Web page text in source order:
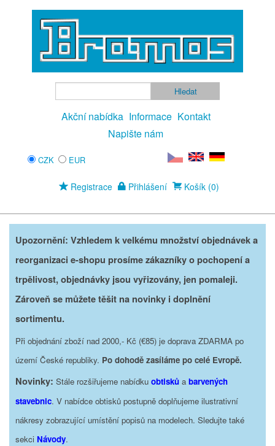
Akční nabídka Informace Kontakt
Napište nám
CZK EUR
Registrace Přihlášení Košík (0)
Upozornění: Vzhledem k velkému množství objednávek a
reorganizaci e-shopu prosíme zákazníky o pochopení a
trpělivost, objednávky jsou vyřizovány, jen pomaleji.
Zároveň se můžete těšit na novinky i doplnění
sortimentu.
Při objednání zboží nad 2000,- Kč (€85) je doprava ZDARMA po
území České republiky. Po dohodě zasíláme po celé Evropě.
Novinky: Stále rozšiřujeme nabídku obtisků a barvených
stavebnic. V nabídce obtisků postupně doplňujeme ilustrativní
nákresy zobrazující umístění popisů na modelech. Sledujte také
sekci Návody.